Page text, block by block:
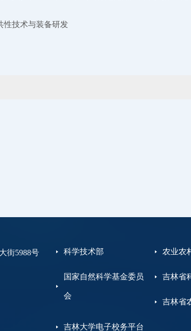
性技术与装备研发
街5988号 科学技术部 农业农
国家自然科学基金委员
会
吉林省
吉林省
吉林大学电子校务平台